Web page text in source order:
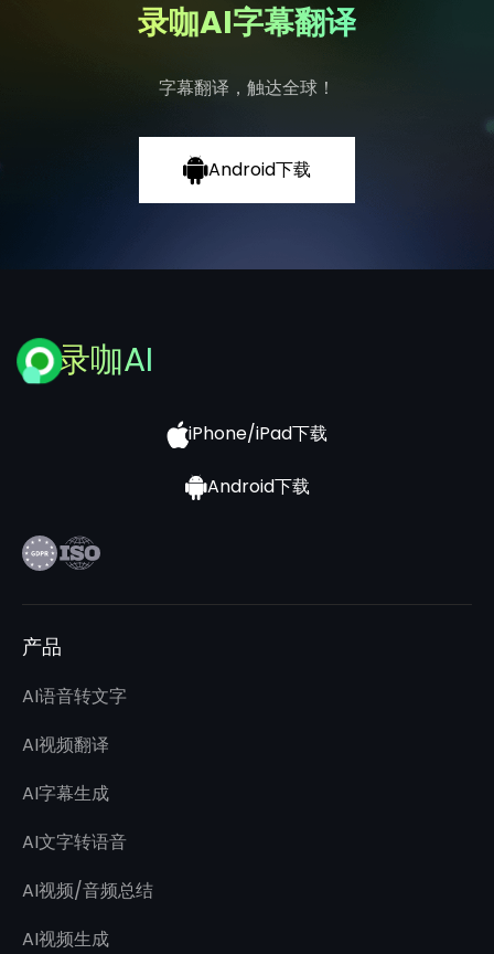
录咖AI字幕翻译
字幕翻译，触达全球！
Android下载
录咖AI
iPhone/iPad下载
Android下载
产品
AI语音转文字
AI视频翻译
AI字幕生成
AI文字转语音
AI视频/音频总结
AI视频生成